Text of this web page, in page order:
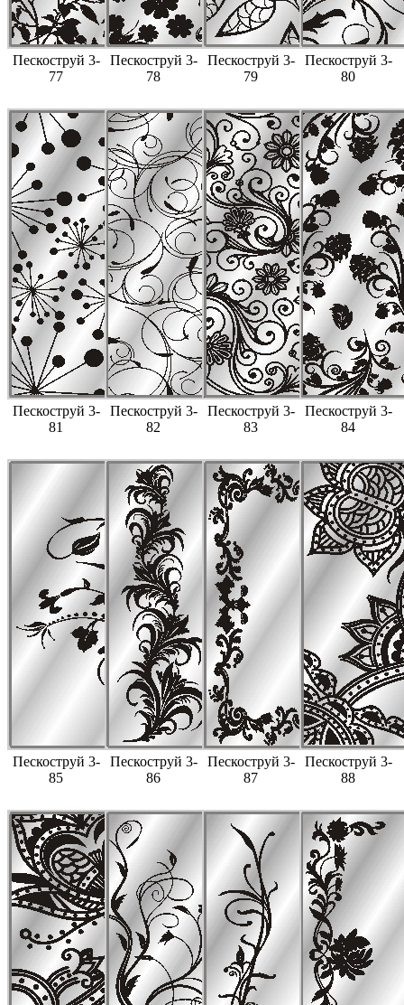
Пескоструй 3-
77
Пескоструй 3-
78
Пескоструй 3-
79
Пескоструй 3-
80
Пескоструй 3-
81
Пескоструй 3-
82
Пескоструй 3-
83
Пескоструй 3-
84
Пескоструй 3-
85
Пескоструй 3-
86
Пескоструй 3-
87
Пескоструй 3-
88